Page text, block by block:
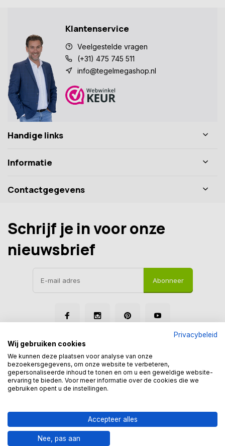
Toevoegen aan winkelwagen
Klantenservice
Veelgestelde vragen
(+31) 475 745 511
info@tegelmegashop.nl
Handige links
Informatie
Contactgegevens
Schrijf je in voor onze
nieuwsbrief
Abonneer
Disclaimer Privacy Policy
© Tegelmegashop
Privacybeleid
Wij gebruiken cookies
We kunnen deze plaatsen voor analyse van onze
bezoekersgegevens, om onze website te verbeteren,
gepersonaliseerde inhoud te tonen en om u een geweldige website-
ervaring te bieden. Voor meer informatie over de cookies die we
gebruiken opent u de instellingen.
Accepteer alles
Nee, pas aan